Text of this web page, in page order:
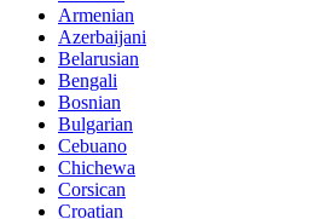
Armenian
Azerbaijani
Belarusian
Bengali
Bosnian
Bulgarian
Cebuano
Chichewa
Corsican
Croatian